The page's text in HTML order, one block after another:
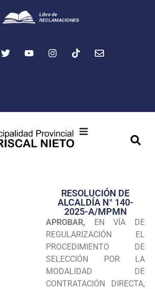
Transparencia
Seguridad
Programas
Intranet
RESOLUCIÓN DE
ALCALDÍA N° 140-
2025-A/MPMN
APROBAR, EN VÍA DE
REGULARIZACIÓN EL
PROCEDIMIENTO DE
SELECCIÓN POR LA
MODALIDAD DE
CONTRATACIÓN DIRECTA,